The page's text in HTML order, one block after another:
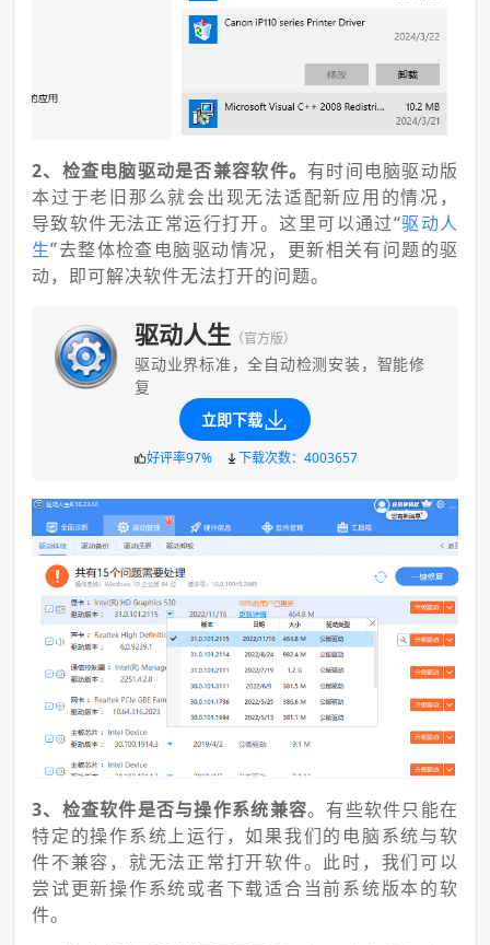
2、检查电脑驱动是否兼容软件。 有时间电脑驱动版
本过于老旧那么就会出现无法适配新应用的情况，
导致软件无法正常运行打开。这里可以通过“驱动人
生”去整体检查电脑驱动情况，更新相关有问题的驱
动，即可解决软件无法打开的问题。
驱动人生 （官方版）
驱动业界标准，全自动检测安装，智能修
复
立即下载
好评率97% 下载次数：4003657
3、检查软件是否与操作系统兼容。有些软件只能在
特定的操作系统上运行，如果我们的电脑系统与软
件不兼容，就无法正常打开软件。此时，我们可以
尝试更新操作系统或者下载适合当前系统版本的软
件。